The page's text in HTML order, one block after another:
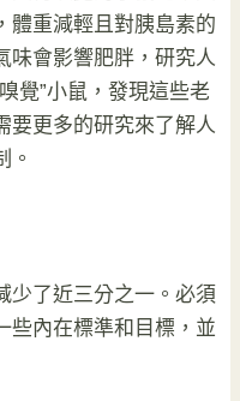
體重減輕且對胰島素的
味會影響肥胖，研究人
覺”小鼠，發現這些老
要更多的研究來了解人
。
少了近三分之一。必須
些內在標準和目標，並